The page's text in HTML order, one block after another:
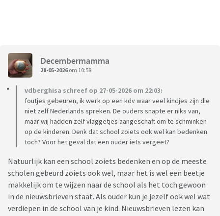
Decembermamma
28-05-2026om 10:58
vdberghisa schreef op 27-05-2026 om 22:03:
foutjes gebeuren, ik werk op een kdv waar veel kindjes zijn die
niet zelf Nederlands spreken. De ouders snapte er niks van,
maar wij hadden zelf vlaggetjes aangeschaft om te schminken
op de kinderen. Denk dat school zoiets ook wel kan bedenken
toch? Voor het geval dat een ouder iets vergeet?
Natuurlijk kan een school zoiets bedenken en op de meeste
scholen gebeurd zoiets ook wel, maar het is wel een beetje
makkelijk om te wijzen naar de school als het toch gewoon
in de nieuwsbrieven staat. Als ouder kun je jezelf ook wel wat
verdiepen in de school van je kind. Nieuwsbrieven lezen kan